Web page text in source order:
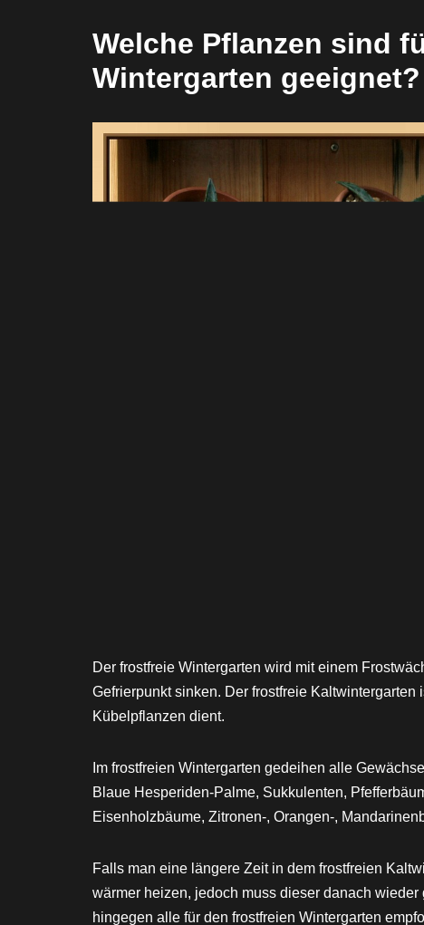
Welche Pflanzen sind
Wintergarten geeignet?
Der frostfreie Wintergarten wird mit einem
Gefrierpunkt sinken. Der frostfreie
Kübelpflanzen dient.
Im frostfreien Wintergarten gedeihen alle
Blaue Hesperiden-Palme, Sukkulenten,
Eisenholzbäume, Zitronen-, Orangen-,
Falls man eine längere Zeit in dem frostfreien
wärmer heizen, jedoch muss dieser danach
hingegen alle für den frostfreien Wintergarten